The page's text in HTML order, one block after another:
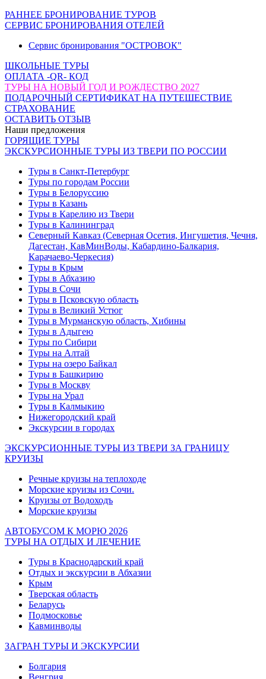
РАННЕЕ БРОНИРОВАНИЕ ТУРОВ
СЕРВИС БРОНИРОВАНИЯ ОТЕЛЕЙ
Сервис бронирования "ОСТРОВОК"
ШКОЛЬНЫЕ ТУРЫ
ОПЛАТА -QR- КОД
ТУРЫ НА НОВЫЙ ГОД И РОЖДЕСТВО 2027
ПОДАРОЧНЫЙ СЕРТИФИКАТ НА ПУТЕШЕСТВИЕ
СТРАХОВАНИЕ
ОСТАВИТЬ ОТЗЫВ
Наши предложения
ГОРЯЩИЕ ТУРЫ
ЭКСКУРСИОННЫЕ ТУРЫ ИЗ ТВЕРИ ПО РОССИИ
Туры в Санкт-Петербург
Туры по городам России
Туры в Белоруссию
Туры в Казань
Туры в Карелию из Твери
Туры в Калининград
Северный Кавказ (Северная Осетия, Ингушетия, Чечня,
Дагестан, КавМинВоды, Кабардино-Балкария,
Карачаево-Черкесия)
Туры в Крым
Туры в Абхазию
Туры в Сочи
Туры в Псковскую область
Туры в Великий Устюг
Туры в Мурманскую область, Хибины
Туры в Адыгею
Туры по Сибири
Туры на Алтай
Туры на озеро Байкал
Туры в Башкирию
Туры в Москву
Туры на Урал
Туры в Калмыкию
Нижегородский край
Экскурсии в городах
ЭКСКУРСИОННЫЕ ТУРЫ ИЗ ТВЕРИ ЗА ГРАНИЦУ
КРУИЗЫ
Речные круизы на теплоходе
Морские круизы из Сочи.
Круизы от Водоходъ
Морские круизы
АВТОБУСОМ К МОРЮ 2026
ТУРЫ НА ОТДЫХ И ЛЕЧЕНИЕ
Туры в Краснодарский край
Отдых и экскурсии в Абхазии
Крым
Тверская область
Беларусь
Подмосковье
Кавминводы
ЗАГРАН ТУРЫ И ЭКСКУРСИИ
Болгария
Венгрия